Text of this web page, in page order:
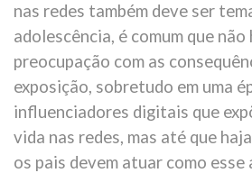
nas redes também deve ser
adolescência, é comum que
preocupação com as
exposição, sobretudo em uma
influenciadores digitais que
vida nas redes, mas até que
os pais devem atuar como esse